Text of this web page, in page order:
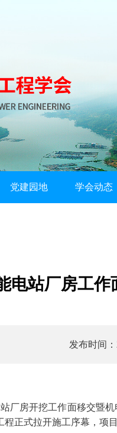
党建园地 学会动态
电站厂房工
发布时间：
厂房开挖工作面移交暨
正式拉开施工序幕，项